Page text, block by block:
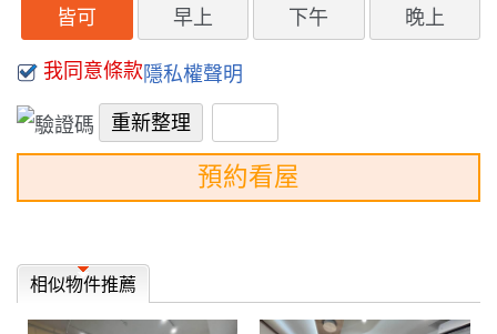
皆可 早上 下午 晚上
我同意條款 隱私權聲明
預約看屋
相似物件推薦